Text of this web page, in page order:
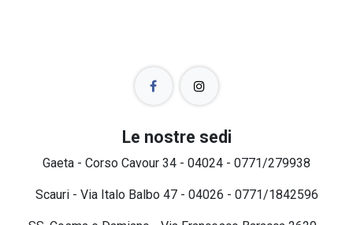
Le nostre sedi
Gaeta - Corso Cavour 34 - 04024 - 0771/279938
Scauri - Via Italo Balbo 47 - 04026 - 0771/1842596